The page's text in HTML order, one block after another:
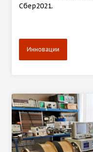
Сбер2021.
Инновации